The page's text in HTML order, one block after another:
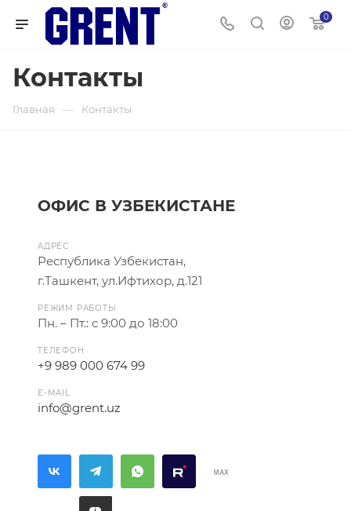
0
Контакты
Главная — Контакты
ОФИС В УЗБЕКИСТАНЕ
АДРЕС
Республика Узбекистан,
г.Ташкент, ул.Ифтихор, д.121
РЕЖИМ РАБОТЫ
Пн. – Пт.: с 9:00 до 18:00
ТЕЛЕФОН
+9 989 000 674 99
E-MAIL
info@grent.uz